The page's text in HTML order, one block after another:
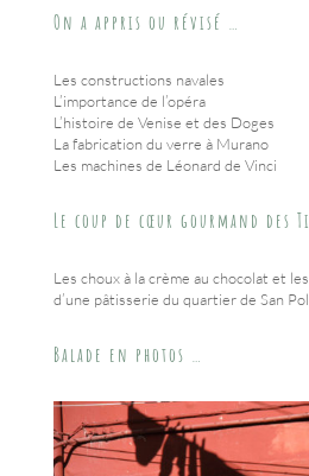
On a appris ou révisé …
Les constructions navales
L’importance de l’opéra
L’histoire de Venise et des Doges
La fabrication du verre à Murano
Les machines de Léonard de Vinci
Le coup de cœur gourmand des
Les choux à la crème au chocolat et
d’une pâtisserie du quartier de San
Balade en photos …